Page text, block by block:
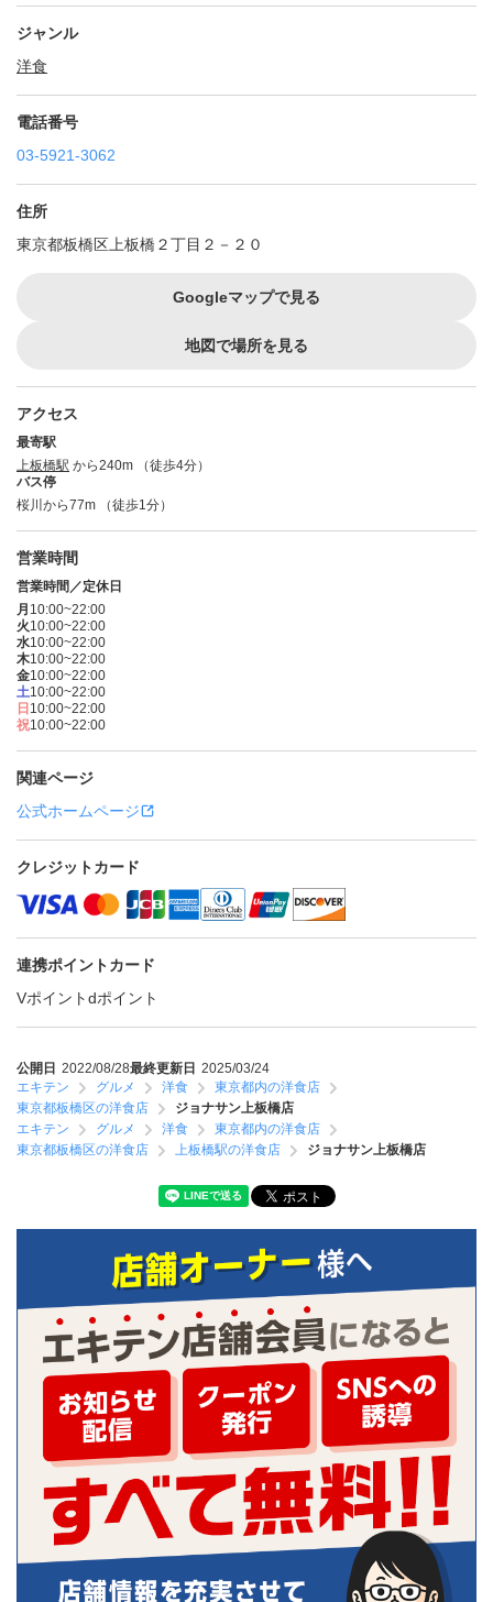
ジャンル
洋食
電話番号
03-5921-3062
住所
東京都板橋区上板橋２丁目２－２０
Googleマップで見る
地図で場所を見る
アクセス
最寄駅
上板橋駅 から240m （徒歩4分）
バス停
桜川から77m （徒歩1分）
営業時間
営業時間／定休日
月 10:00~22:00
火10:00~22:00
水10:00~22:00
木10:00~22:00
金10:00~22:00
土10:00~22:00
日 10:00~22:00
祝10:00~22:00
関連ページ
公式ホームページ
クレジットカード
連携ポイントカード
Vポイントdポイント
公開日 2022/08/28最終更新日 2025/03/24
エキテン
グルメ 洋食
東京都内の洋食店
東京都板橋区の洋食店
ジョナサン上板橋店
エキテン
グルメ 洋食
東京都内の洋食店
東京都板橋区の洋食店
上板橋駅の洋食店 ジョナサン上板橋店